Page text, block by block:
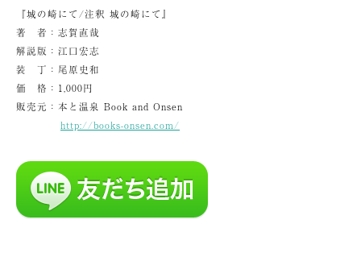
『城の崎にて/注釈 城の崎にて』
著 者：志賀直哉
解説版：江口宏志
装 丁：尾原史和
価 格：1,000円
販売元：本と温泉 Book and Onsen
http://books-onsen.com/